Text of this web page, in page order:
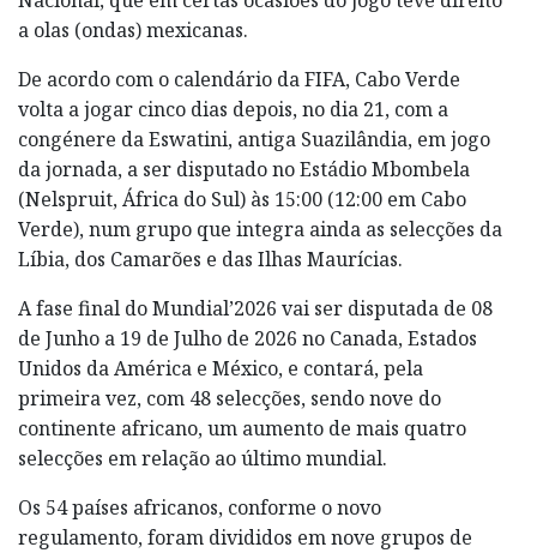
a olas (ondas) mexicanas.
De acordo com o calendário da FIFA, Cabo Verde
volta a jogar cinco dias depois, no dia 21, com a
congénere da Eswatini, antiga Suazilândia, em jogo
da jornada, a ser disputado no Estádio Mbombela
(Nelspruit, África do Sul) às 15:00 (12:00 em Cabo
Verde), num grupo que integra ainda as selecções da
Líbia, dos Camarões e das Ilhas Maurícias.
A fase final do Mundial’2026 vai ser disputada de 08
de Junho a 19 de Julho de 2026 no Canada, Estados
Unidos da América e México, e contará, pela
primeira vez, com 48 selecções, sendo nove do
continente africano, um aumento de mais quatro
selecções em relação ao último mundial.
Os 54 países africanos, conforme o novo
regulamento, foram divididos em nove grupos de